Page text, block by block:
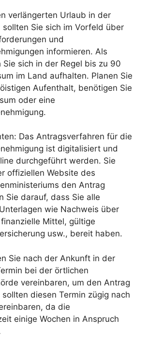
verlängerten Urlaub in der
sollten Sie sich im Vorfeld über
und
informieren. Als
sich in der Regel bis zu 90
im Land aufhalten. Planen Sie
Aufenthalt, benötigen Sie
oder eine
Das Antragsverfahren für die
ist digitalisiert und
durchgeführt werden. Sie
offiziellen Website des
den Antrag
Sie darauf, dass Sie alle
wie Nachweis über
Mittel, gültige
usw., bereit haben.
Sie nach der Ankunft in der
bei der örtlichen
vereinbaren, um den Antrag
diesen Termin zügig nach
da die
einige Wochen in Anspruch